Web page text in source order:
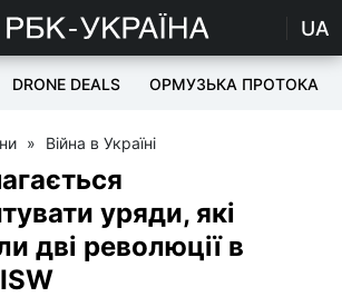
UA
DRONE DEALS ОРМУЗЬКА ПРОТОКА
» Війна в Україні
уряди, які
дві революції в